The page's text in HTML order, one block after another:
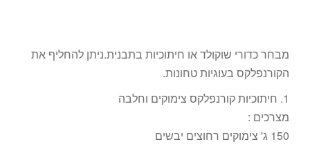
מבחר כדורי שוקולד או חיתוכיות בתבנית.ניתן להחליף את
הקורנפלקס בעוגיות טחונות.
1. חיתוכיות קורנפלקס צימוקים וחלבה
מצרכים :
150 ג' צימוקים רחוצים יבשים